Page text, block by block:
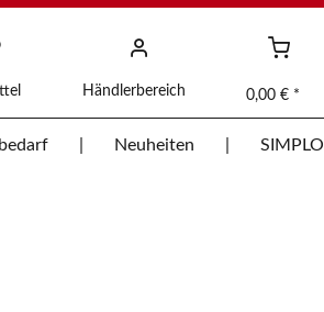
Händlerbereich 0,00 € *
Neuheiten SIMPLO